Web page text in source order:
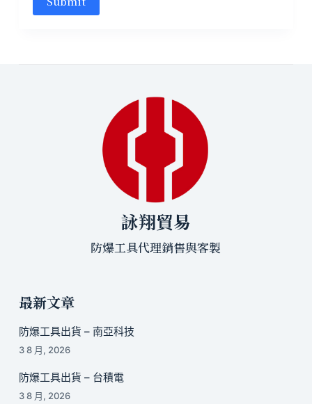
詠翔貿易
防爆工具代理銷售與客製
最新文章
防爆工具出貨 – 南亞科技
3 8 月, 2026
防爆工具出貨 – 台積電
3 8 月, 2026